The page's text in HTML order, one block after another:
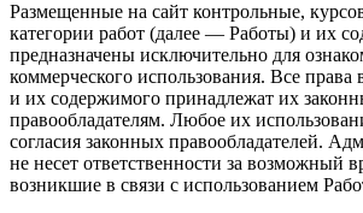
Размещенные на сайт контрольные,
категории работ (далее — Работы) и их
предназначены исключительно для
коммерческого использования. Все
и их содержимого принадлежат их
правообладателям. Любое их
согласия законных правообладателей.
не несет ответственности за возможный
возникшие в связи с использованием